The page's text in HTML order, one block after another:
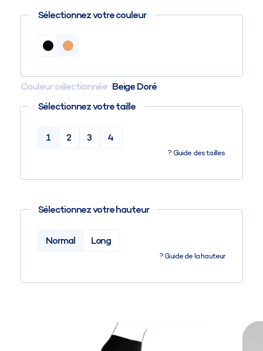
Sélectionnez votre couleur
Couleur sélectionnée :Beige Doré
Sélectionnez votre taille
1 2 3 4
?Guide des tailles
Sélectionnez votre hauteur
Normal Long
?Guide de la hauteur